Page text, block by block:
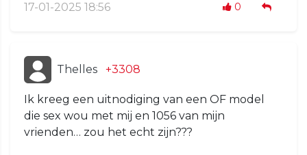
17-01-2025 18:56 0
Thelles +3308
Ik kreeg een uitnodiging van een OF model
die sex wou met mij en 1056 van mijn
vrienden… zou het echt zijn???